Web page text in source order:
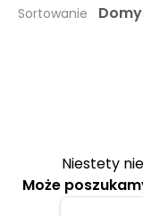
Sortowanie
Niestety
Może